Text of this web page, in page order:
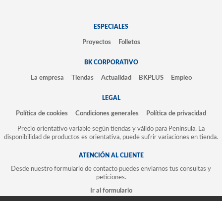
ESPECIALES
Proyectos Folletos
BK CORPORATIVO
La empresa Tiendas Actualidad BKPLUS Empleo
LEGAL
Política de cookies Condiciones generales Política de privacidad
Precio orientativo variable según tiendas y válido para Península. La
disponibilidad de productos es orientativa, puede sufrir variaciones en tienda.
ATENCIÓN AL CLIENTE
Desde nuestro formulario de contacto puedes enviarnos tus consultas y
peticiones.
Ir al formulario